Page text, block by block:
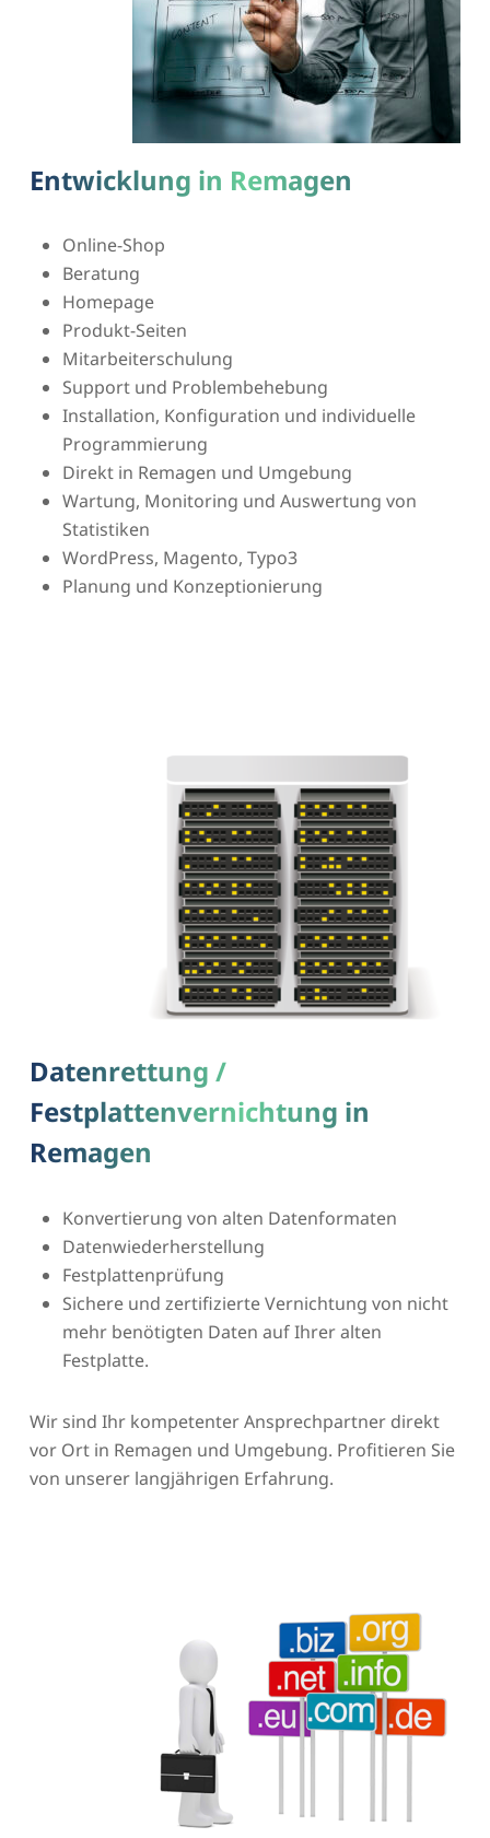
Entwicklung in Remagen
Online-Shop
Beratung
Homepage
Produkt-Seiten
Mitarbeiterschulung
Support und Problembehebung
Installation, Konfiguration und individuelle
Programmierung
Direkt in Remagen und Umgebung
Wartung, Monitoring und Auswertung von
Statistiken
WordPress, Magento, Typo3
Planung und Konzeptionierung
Datenrettung /
Festplattenvernichtung in
Remagen
Konvertierung von alten Datenformaten
Datenwiederherstellung
Festplattenprüfung
Sichere und zertifizierte Vernichtung von nicht
mehr benötigten Daten auf Ihrer alten
Festplatte.
Wir sind Ihr kompetenter Ansprechpartner direkt
vor Ort in Remagen und Umgebung. Profitieren Sie
von unserer langjährigen Erfahrung.